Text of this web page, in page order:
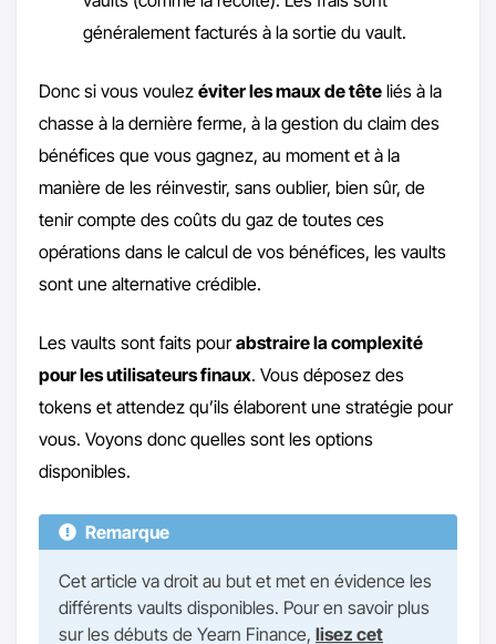
généralement facturés à la sortie du vault.
Donc si vous voulez éviter les maux de tête liés à la
chasse à la dernière ferme, à la gestion du claim des
bénéfices que vous gagnez, au moment et à la
manière de les réinvestir, sans oublier, bien sûr, de
tenir compte des coûts du gaz de toutes ces
opérations dans le calcul de vos bénéfices, les vaults
sont une alternative crédible.
Les vaults sont faits pourabstraire la complexité
pour les utilisateurs finaux. Vous déposez des
tokens et attendez qu’ils élaborent une stratégie pour
vous. Voyons donc quelles sont les options
disponibles.
Remarque
Cet article va droit au but et met en évidence les
différents vaults disponibles. Pour en savoir plus
sur les débuts de Yearn Finance, lisez cet